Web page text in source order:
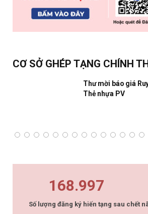
CƠ SỞ GHÉP TẠNG CHÍNH
Thư mời báo giá
Thẻ nhựa PV
168.997
Số lượng đăng ký hiến tạng sau chết